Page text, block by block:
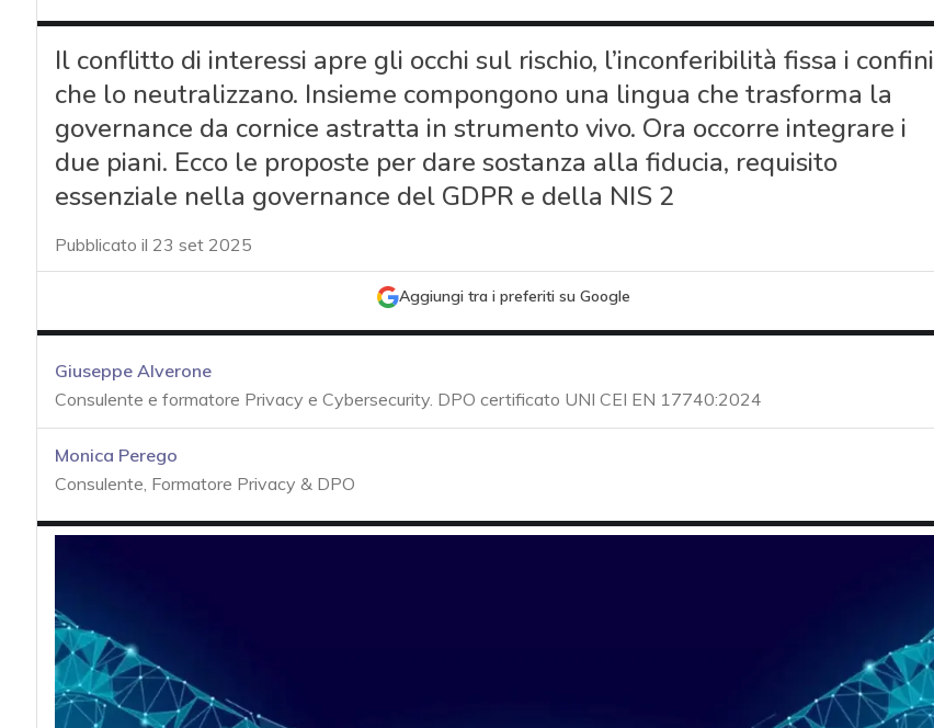
Il conflitto di interessi apre gli occhi sul rischio, l’inconferibilità fissa i confini
che lo neutralizzano. Insieme compongono una lingua che trasforma la
governance da cornice astratta in strumento vivo. Ora occorre integrare i
due piani. Ecco le proposte per dare sostanza alla fiducia, requisito
essenziale nella governance del GDPR e della NIS 2
Pubblicato il 23 set 2025
Aggiungi tra i preferiti su Google
Giuseppe Alverone
Consulente e formatore Privacy e Cybersecurity. DPO certificato UNI CEI EN 17740:2024
Monica Perego
Consulente, Formatore Privacy & DPO
Data Protection D